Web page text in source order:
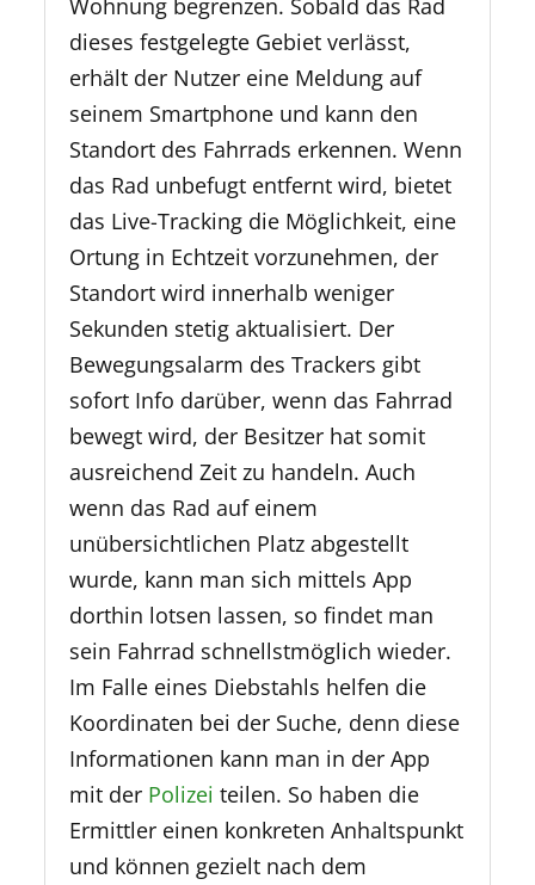
dieses festgelegte Gebiet verlässt,
erhält der Nutzer eine Meldung auf
seinem Smartphone und kann den
Standort des Fahrrads erkennen. Wenn
das Rad unbefugt entfernt wird, bietet
das Live-Tracking die Möglichkeit, eine
Ortung in Echtzeit vorzunehmen, der
Standort wird innerhalb weniger
Sekunden stetig aktualisiert. Der
Bewegungsalarm des Trackers gibt
sofort Info darüber, wenn das Fahrrad
bewegt wird, der Besitzer hat somit
ausreichend Zeit zu handeln. Auch
wenn das Rad auf einem
unübersichtlichen Platz abgestellt
wurde, kann man sich mittels App
dorthin lotsen lassen, so findet man
sein Fahrrad schnellstmöglich wieder.
Im Falle eines Diebstahls helfen die
Koordinaten bei der Suche, denn diese
Informationen kann man in der App
mit der Polizei teilen. So haben die
Ermittler einen konkreten Anhaltspunkt
und können gezielt nach dem